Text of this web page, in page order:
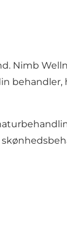
Nimb
behandler,